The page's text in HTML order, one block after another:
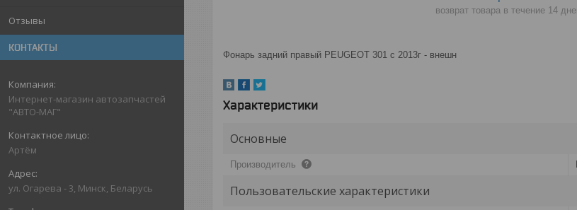
Отзывы
КОНТАКТЫ
Интернет-магазин автозапчастей
"АВТО-МАГ"
Артём
ул. Огарева - 3, Минск, Беларусь
возврат товара в течение 14
Фонарь задний правый PEUGEOT 301 с 2013г - внешн
Характеристики
Основные
Производитель
Пользовательские характеристики